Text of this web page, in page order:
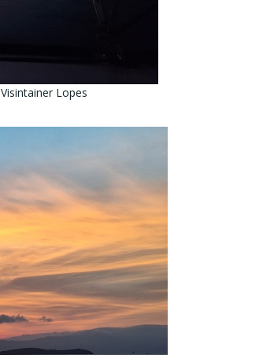
Lopes